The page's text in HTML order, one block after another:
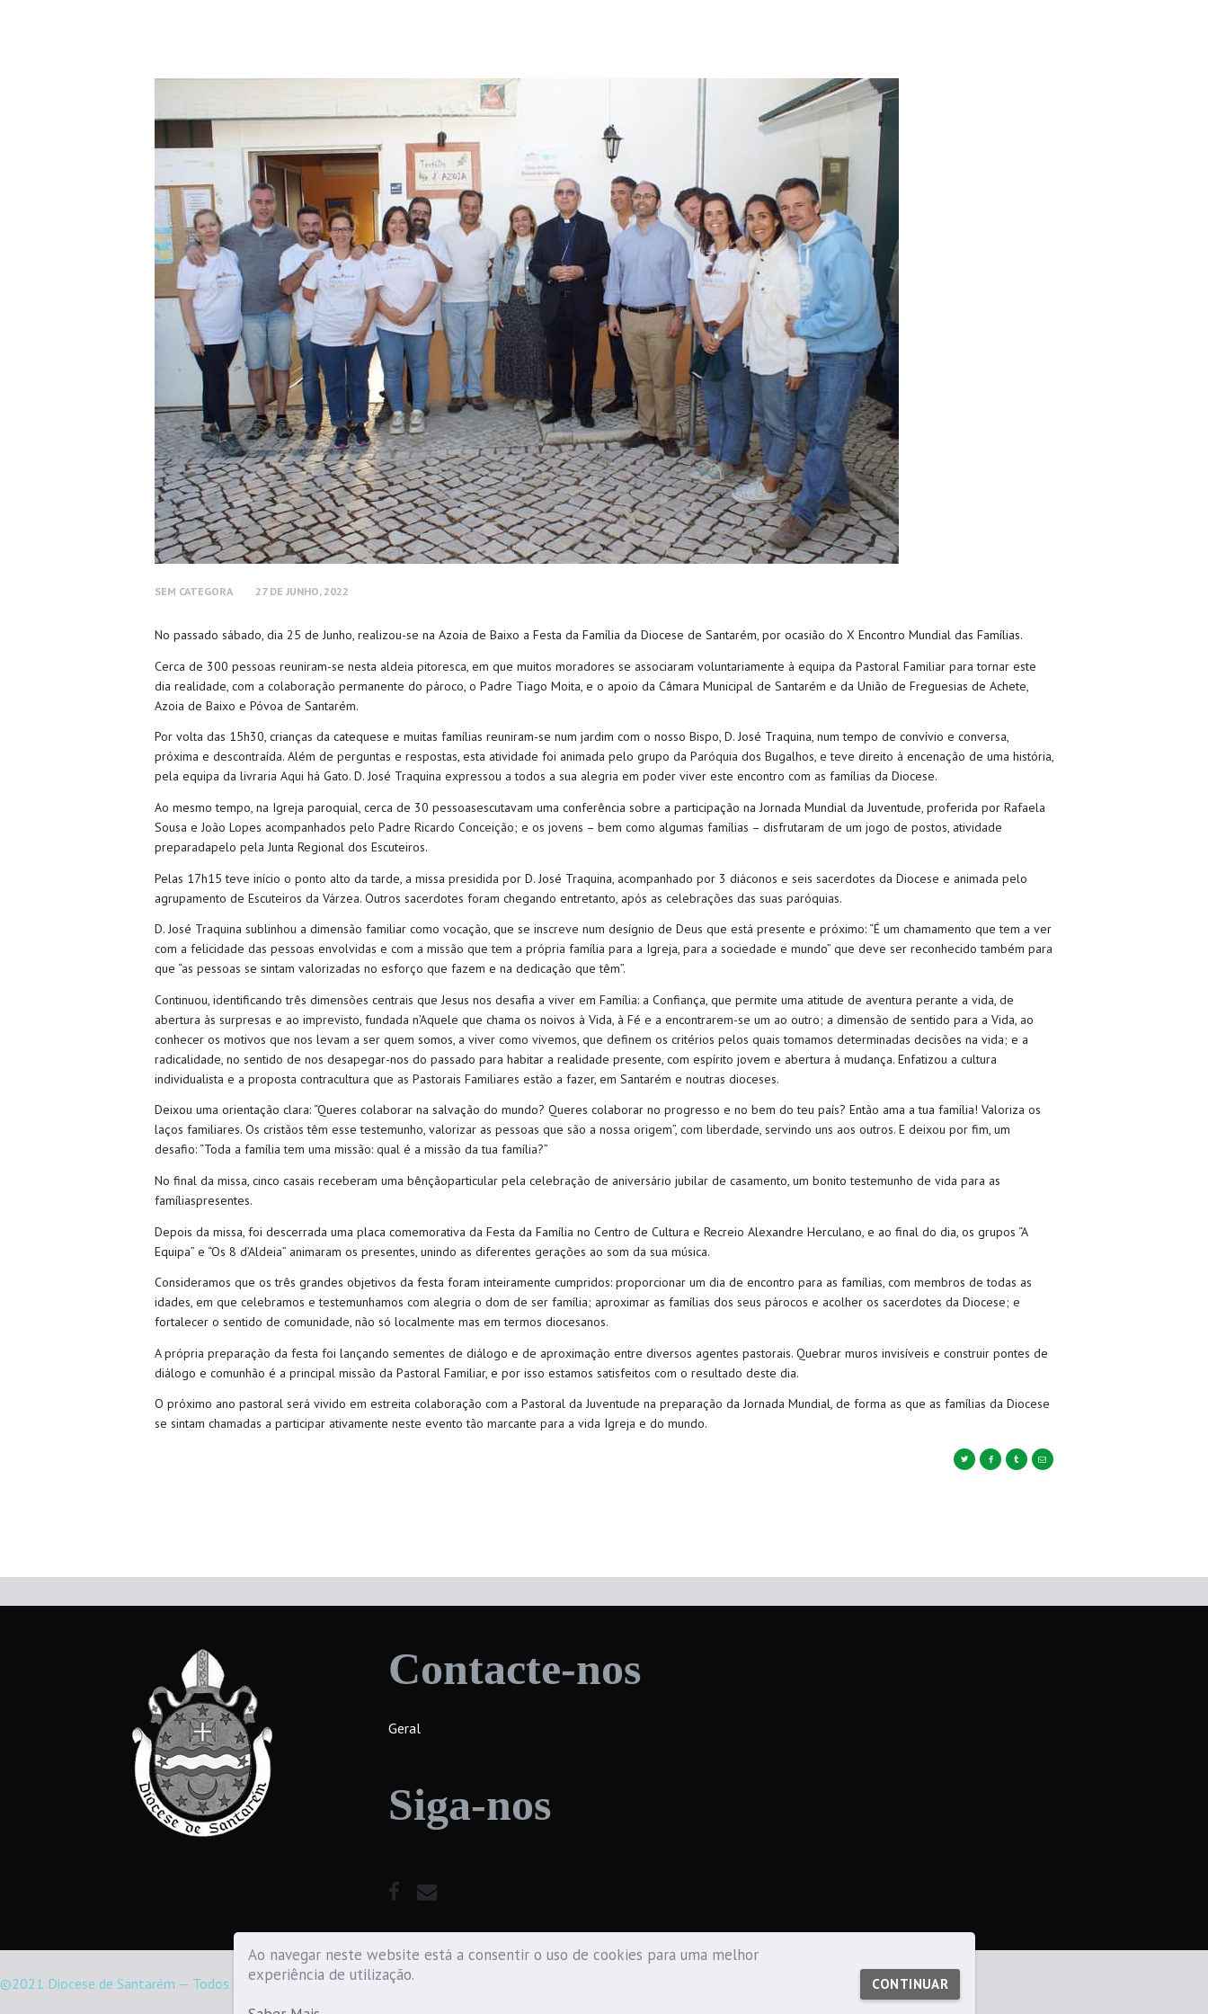
Ao navegar neste website está a consentir o uso de cookies para uma melhor
experiência de utilização.
CONTINUAR
SEM CATEGORA 27 DE JUNHO, 2022
No passado sábado, dia 25 de Junho, realizou-se na Azoia de Baixo a Festa da Família da Diocese de Santarém, por ocasião do X Encontro Mundial das Famílias.
Cerca de 300 pessoas reuniram-se nesta aldeia pitoresca, em que muitos moradores se associaram voluntariamente à equipa da Pastoral Familiar para tornar este
dia realidade, com a colaboração permanente do pároco, o Padre Tiago Moita, e o apoio da Câmara Municipal de Santarém e da União de Freguesias de Achete,
Azoia de Baixo e Póvoa de Santarém.
Por volta das 15h30, crianças da catequese e muitas famílias reuniram-se num jardim com o nosso Bispo, D. José Traquina, num tempo de convívio e conversa,
próxima e descontraída. Além de perguntas e respostas, esta atividade foi animada pelo grupo da Paróquia dos Bugalhos, e teve direito à encenação de uma história,
pela equipa da livraria Aqui há Gato. D. José Traquina expressou a todos a sua alegria em poder viver este encontro com as famílias da Diocese.
Ao mesmo tempo, na Igreja paroquial, cerca de 30 pessoasescutavam uma conferência sobre a participação na Jornada Mundial da Juventude, proferida por Rafaela
Sousa e João Lopes acompanhados pelo Padre Ricardo Conceição; e os jovens – bem como algumas famílias – disfrutaram de um jogo de postos, atividade
preparadapelo pela Junta Regional dos Escuteiros.
Pelas 17h15 teve início o ponto alto da tarde, a missa presidida por D. José Traquina, acompanhado por 3 diáconos e seis sacerdotes da Diocese e animada pelo
agrupamento de Escuteiros da Várzea. Outros sacerdotes foram chegando entretanto, após as celebrações das suas paróquias.
D. José Traquina sublinhou a dimensão familiar como vocação, que se inscreve num desígnio de Deus que está presente e próximo: “É um chamamento que tem a ver
com a felicidade das pessoas envolvidas e com a missão que tem a própria família para a Igreja, para a sociedade e mundo” que deve ser reconhecido também para
que “as pessoas se sintam valorizadas no esforço que fazem e na dedicação que têm”.
Continuou, identificando três dimensões centrais que Jesus nos desafia a viver em Família: a Confiança, que permite uma atitude de aventura perante a vida, de
abertura às surpresas e ao imprevisto, fundada n’Aquele que chama os noivos à Vida, à Fé e a encontrarem-se um ao outro; a dimensão de sentido para a Vida, ao
conhecer os motivos que nos levam a ser quem somos, a viver como vivemos, que definem os critérios pelos quais tomamos determinadas decisões na vida; e a
radicalidade, no sentido de nos desapegar-nos do passado para habitar a realidade presente, com espírito jovem e abertura à mudança. Enfatizou a cultura
individualista e a proposta contracultura que as Pastorais Familiares estão a fazer, em Santarém e noutras dioceses.
Deixou uma orientação clara: “Queres colaborar na salvação do mundo? Queres colaborar no progresso e no bem do teu país? Então ama a tua família! Valoriza os
laços familiares. Os cristãos têm esse testemunho, valorizar as pessoas que são a nossa origem”, com liberdade, servindo uns aos outros. E deixou por fim, um
desafio: “Toda a família tem uma missão: qual é a missão da tua família?”
No final da missa, cinco casais receberam uma bênçãoparticular pela celebração de aniversário jubilar de casamento, um bonito testemunho de vida para as
famíliaspresentes.
Depois da missa, foi descerrada uma placa comemorativa da Festa da Família no Centro de Cultura e Recreio Alexandre Herculano, e ao final do dia, os grupos “A
Equipa” e “Os 8 d’Aldeia” animaram os presentes, unindo as diferentes gerações ao som da sua música.
Consideramos que os três grandes objetivos da festa foram inteiramente cumpridos: proporcionar um dia de encontro para as famílias, com membros de todas as
idades, em que celebramos e testemunhamos com alegria o dom de ser família; aproximar as famílias dos seus párocos e acolher os sacerdotes da Diocese; e
fortalecer o sentido de comunidade, não só localmente mas em termos diocesanos.
A própria preparação da festa foi lançando sementes de diálogo e de aproximação entre diversos agentes pastorais. Quebrar muros invisíveis e construir pontes de
diálogo e comunhão é a principal missão da Pastoral Familiar, e por isso estamos satisfeitos com o resultado deste dia.
O próximo ano pastoral será vivido em estreita colaboração com a Pastoral da Juventude na preparação da Jornada Mundial, de forma as que as famílias da Diocese
se sintam chamadas a participar ativamente neste evento tão marcante para a vida Igreja e do mundo.
Contacte-nos
Geral
Siga-nos
©2021 Diocese de Santarém — Todos os direitos reservados.